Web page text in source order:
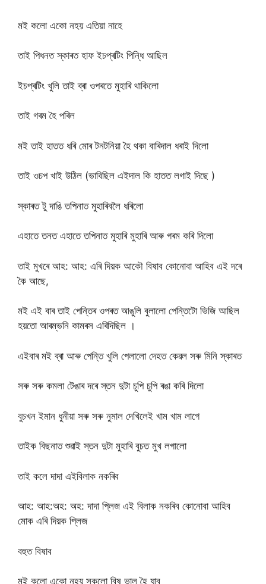
মই কলো একো নহয় এতিয়া নাহে
তাই পিধনত স্কাৰত হাফ ইচপ্ৰটিং পিন্ধি আছিল
ইচপ্ৰটিং খুলি তাই ব্ৰা ওপৰতে মুহাৰি থাকিলো
তাই গৰম হৈ পৰিল
মই তাই হাতত ধৰি মোৰ টনটনিয়া হৈ থকা বাৰিদাল ধৰাই দিলো
তাই ওচপ খাই উঠিল (ভাবিছিল এইদাল কি হাতত লগাই দিছে )
স্কাৰত টু দাঙি তপিনাত মুহাৰিবলৈ ধৰিলো
এহাতে তনত এহাতে তপিনাত মুহাৰি মুহাৰি আৰু গৰম কৰি দিলো
তাই মুখৰে আহ: আহ: এৰি দিয়ক আকৌ বিষাব কোনোবা আহিব এই দৰে
কৈ আছে,
মই এই বাৰ তাই পেন্তিৰ ওপৰত আঙুলি বুলালো পেন্তিটো ভিজি আছিল
হয়তো আৰম্ভনি কামৰস এৰিদিছিল ।
এইবাৰ মই ব্ৰা আৰু পেন্তি খুলি পেলালো দেহত কেৱল সৰু মিনি স্কাৰত
সৰু সৰু কমলা টেঙাৰ দৰে স্তন দুটা চুপি চুপি ৰঙা কৰি দিলো
বুচখন ইমান ধুনীয়া সৰু সৰু নুমাল দেখিলেই খাম খাম লাগে
তাইক বিছনাত শুৱাই স্তন দুটা মুহাৰি বুচত মুখ লগালো
তাই কলে দাদা এইবিলাক নকৰিব
আহ: আহ:অহ: অহ: দাদা প্লিজ এই বিলাক নকৰিব কোনোবা আহিব
মোক এৰি দিয়ক প্লিজ
বহুত বিষাব
মই কলো একো নহয় সকলো বিষ ভাল হৈ যাব